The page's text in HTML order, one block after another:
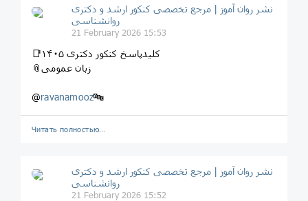
نشر روان‌ آموز | مرجع تخصصی کنکور ارشد و دکتری
روانشناسی
21 February 2026 15:53
📑کلیدپاسخ کنکور دکتری ۱۴۰۵
📎زبان عمومی
@ravanamooz🔤
Читать полностью…
نشر روان‌ آموز | مرجع تخصصی کنکور ارشد و دکتری
روانشناسی
21 February 2026 15:52